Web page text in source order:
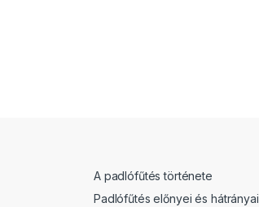
A padlófűtés története
Padlófűtés előnyei és hátrányai